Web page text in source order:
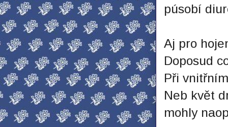
púsobí
Aj pro
Doposud
Při
Neb květ
mohly